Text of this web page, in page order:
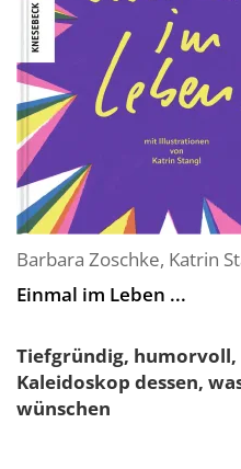
Barbara Zoschke, Katrin
Einmal im Leben ...
Tiefgründig, humorvoll,
Kaleidoskop dessen,
wünschen